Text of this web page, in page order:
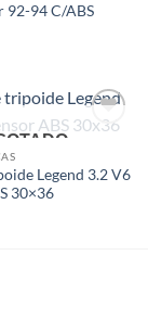
92-94 C/ABS
Legend 3.2 V6
30×36